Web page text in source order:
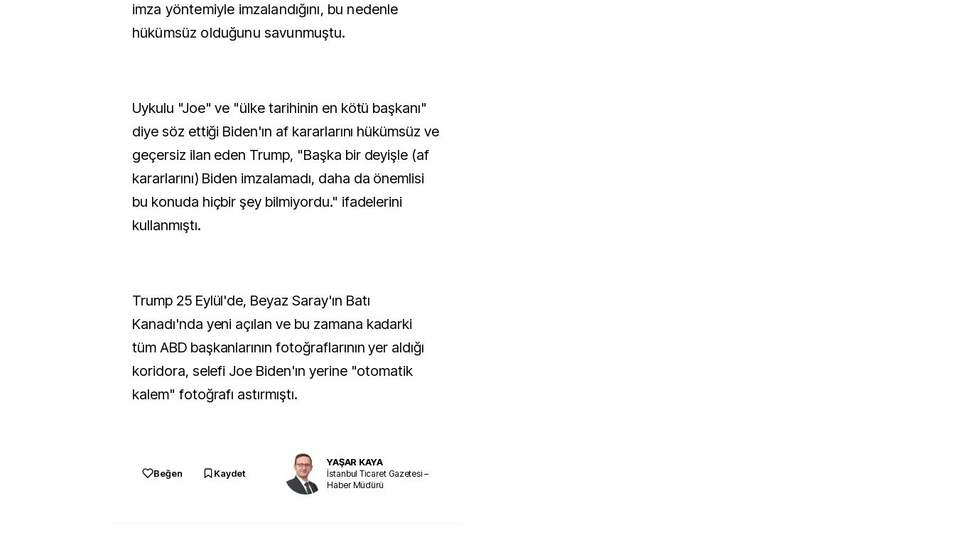
imza yöntemiyle imzalandığını, bu nedenle
hükümsüz olduğunu savunmuştu.
Uykulu "Joe" ve "ülke tarihinin en kötü başkanı"
diye söz ettiği Biden'ın af kararlarını hükümsüz ve
geçersiz ilan eden Trump, "Başka bir deyişle (af
kararlarını) Biden imzalamadı, daha da önemlisi
bu konuda hiçbir şey bilmiyordu." ifadelerini
kullanmıştı.
Trump 25 Eylül'de, Beyaz Saray'ın Batı
Kanadı'nda yeni açılan ve bu zamana kadarki
tüm ABD başkanlarının fotoğraflarının yer aldığı
koridora, selefi Joe Biden'ın yerine "otomatik
kalem" fotoğrafı astırmıştı.
Beğen Kaydet
YAŞAR KAYA
İstanbul Ticaret Gazetesi –
Haber Müdürü